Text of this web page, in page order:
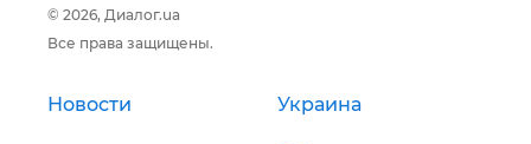
© 2026, Диалог.ua
Все права защищены.
Новости Украина